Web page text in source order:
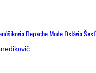
Depeche Mode Oslávia